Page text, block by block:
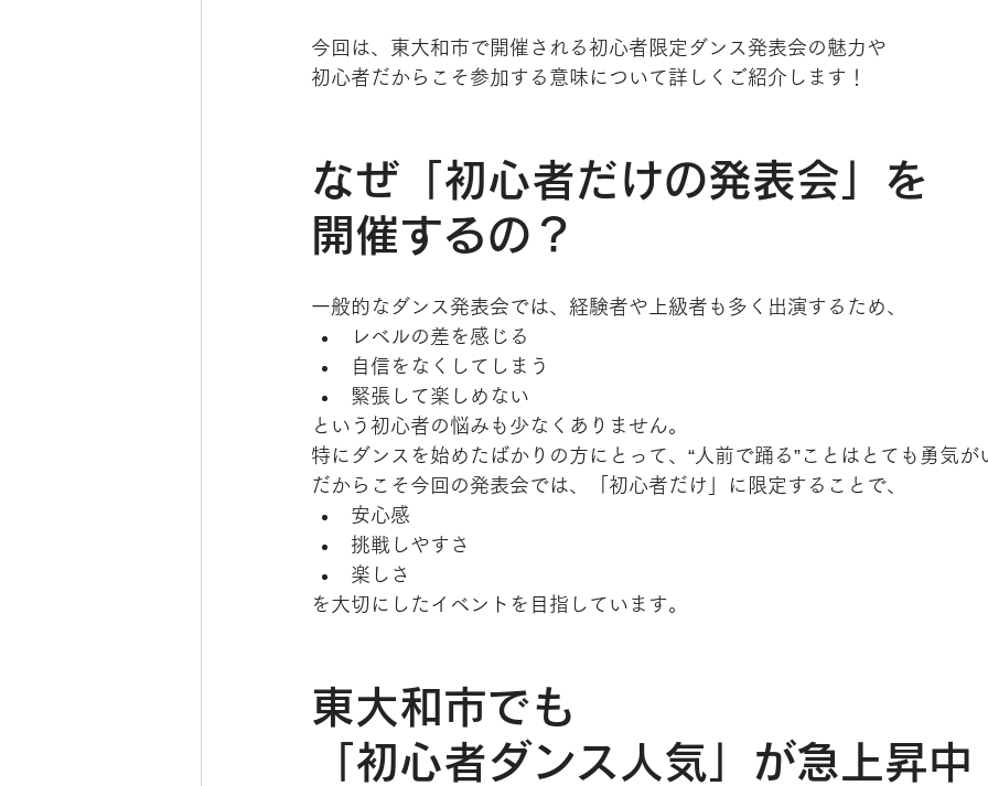
今回は、東大和市で開催される初心者限定ダンス発表会の魅力や
初心者だからこそ参加する意味について詳しくご紹介します！
なぜ「初心者だけの発表会」を
開催するの？
一般的なダンス発表会では、経験者や上級者も多く出演するため、
レベルの差を感じる
自信をなくしてしまう
緊張して楽しめない
という初心者の悩みも少なくありません。
特にダンスを始めたばかりの方にとって、“人前で踊る”ことはとても勇気が
だからこそ今回の発表会では、「初心者だけ」に限定することで、
安心感
挑戦しやすさ
楽しさ
を大切にしたイベントを目指しています。
東大和市でも
「初心者ダンス人気」が急上昇中